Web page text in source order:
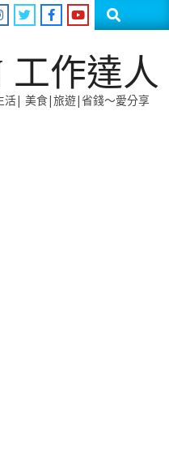
Search
工作達人
活| 美食|旅遊|省錢～愛分享